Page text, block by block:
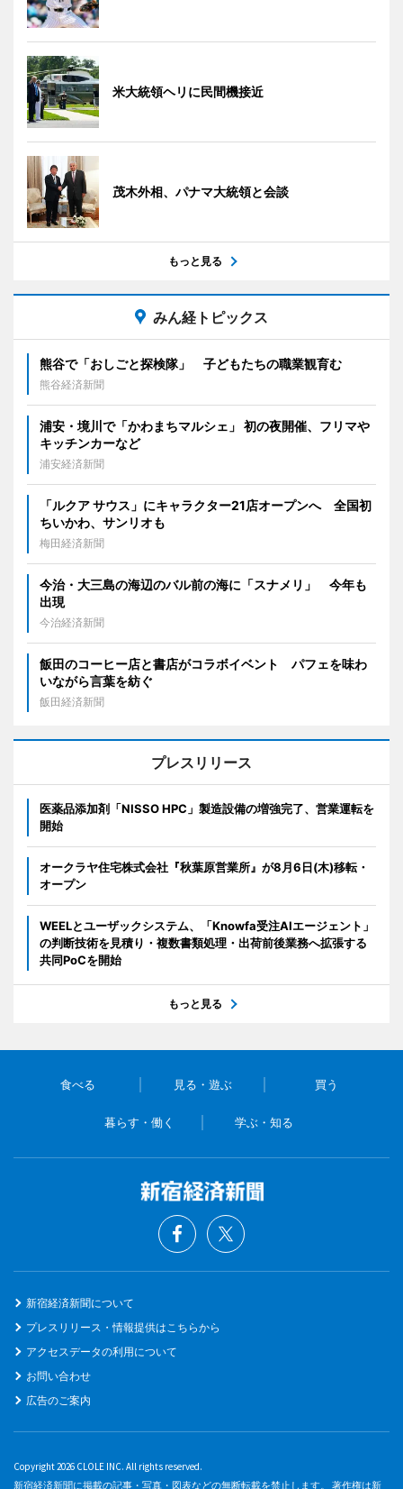
米大統領ヘリに民間機接近
茂木外相、パナマ大統領と会談
もっと見る
みん経トピックス
熊谷で「おしごと探検隊」 子どもたちの職業観育む
熊谷経済新聞
浦安・境川で「かわまちマルシェ」 初の夜開催、フリマや
キッチンカーなど
浦安経済新聞
「ルクア サウス」にキャラクター21店オープンへ 全国初
ちいかわ、サンリオも
梅田経済新聞
今治・大三島の海辺のバル前の海に「スナメリ」 今年も
出現
今治経済新聞
飯田のコーヒー店と書店がコラボイベント パフェを味わ
いながら言葉を紡ぐ
飯田経済新聞
プレスリリース
医薬品添加剤「NISSO HPC」製造設備の増強完了、営業運転を
開始
オークラヤ住宅株式会社『秋葉原営業所』が8月6日(木)移転・
オープン
WEELとユーザックシステム、「Knowfa受注AIエージェント」
の判断技術を見積り・複数書類処理・出荷前後業務へ拡張する
共同PoCを開始
もっと見る
食べる 見る・遊ぶ 買う
暮らす・働く 学ぶ・知る
新宿経済新聞について
プレスリリース・情報提供はこちらから
アクセスデータの利用について
お問い合わせ
広告のご案内
Copyright 2026 CLOLE INC. All rights reserved.
新宿経済新聞に掲載の記事・写真・図表などの無断転載を禁止します。 著作権は新